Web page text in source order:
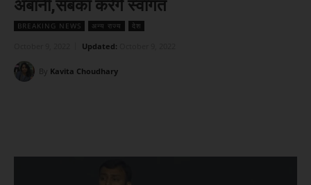
अंबानी,सबका करेंगे स्वागत
BREAKING NEWS अन्य राज्य देश
Updated:
By Kavita Choudhary